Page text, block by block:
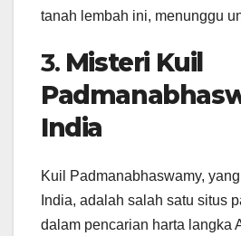
tanah lembah ini, menunggu
3. Misteri Kuil
India
Kuil Padmanabhaswamy,
India, adalah salah satu situs
dalam pencarian harta langka